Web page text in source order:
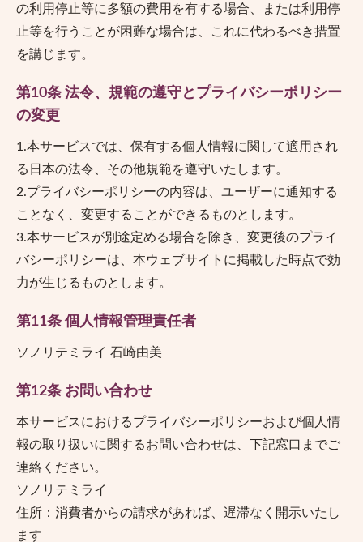
の利用停止等に多額の費用を有する場合、または利用停
止等を行うことが困難な場合は、これに代わるべき措置
を講じます。
第10条 法令、規範の遵守とプライバシーポリシー
の変更
1.本サービスでは、保有する個人情報に関して適用され
る日本の法令、その他規範を遵守いたします。
2.プライバシーポリシーの内容は、ユーザーに通知する
ことなく、変更することができるものとします。
3.本サービスが別途定める場合を除き、変更後のプライ
バシーポリシーは、本ウェブサイトに掲載した時点で効
力が生じるものとします。
第11条 個人情報管理責任者
ソノリテミライ 石崎由美
第12条 お問い合わせ
本サービスにおけるプライバシーポリシーおよび個人情
報の取り扱いに関するお問い合わせは、下記窓口までご
連絡ください。
ソノリテミライ
住所：消費者からの請求があれば、遅滞なく開示いたし
ます